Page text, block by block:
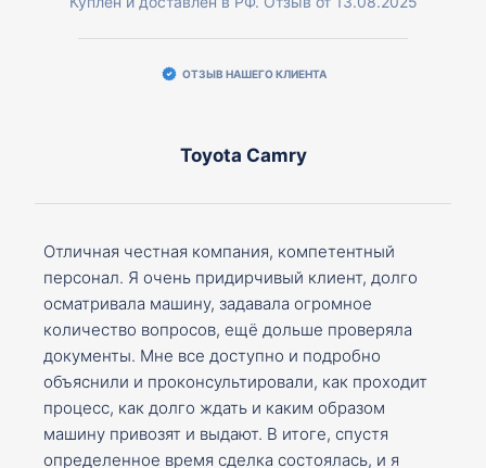
ОТЗЫВ НАШЕГО КЛИЕНТА
Toyota Camry
Отличная честная компания, компетентный
персонал. Я очень придирчивый клиент, долго
осматривала машину, задавала огромное
количество вопросов, ещё дольше проверяла
документы. Мне все доступно и подробно
объяснили и проконсультировали, как проходит
процесс, как долго ждать и каким образом
машину привозят и выдают. В итоге, спустя
определенное время сделка состоялась, и я